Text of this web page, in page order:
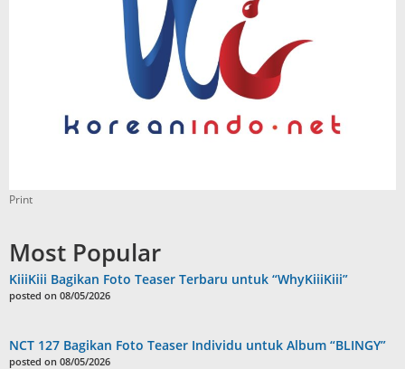
Print
Most Popular
KiiiKiii Bagikan Foto Teaser Terbaru untuk “WhyKiiiKiii”
posted on 08/05/2026
NCT 127 Bagikan Foto Teaser Individu untuk Album “BLINGY”
posted on 08/05/2026